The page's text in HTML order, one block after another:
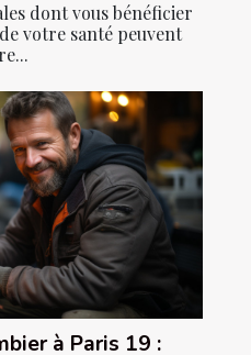
dont vous bénéficier
votre santé peuvent
à Paris 19 :